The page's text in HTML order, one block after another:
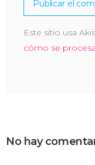
Este sitio usa
cómo se
No hay